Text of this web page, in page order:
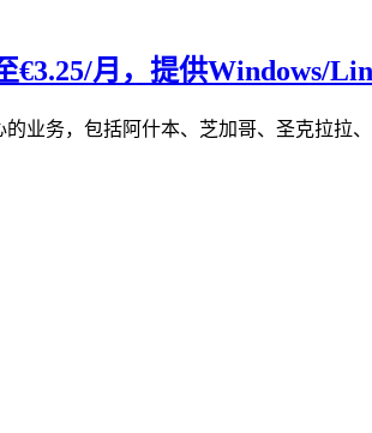
€3.25/月，提供Windows/
业务，包括阿什本、芝加哥、圣克拉拉